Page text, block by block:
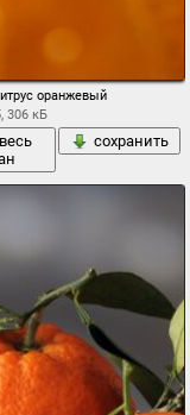
оранжевый
306 кБ
сохранить